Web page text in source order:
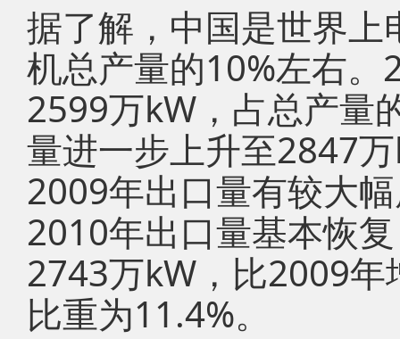
据了解，中国是世界
机总产量的10%左右
2599万kW，占总产量
量进一步上升至2847
2009年出口量有较大
2010年出口量基本恢
2743万kW，比2009
比重为11.4%。